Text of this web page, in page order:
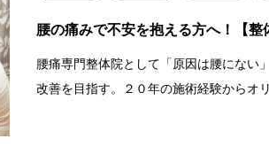
腰の痛みで不安を抱える方へ！【整
腰痛専門整体院として「原因は腰にない
改善を目指す。２０年の施術経験からオ